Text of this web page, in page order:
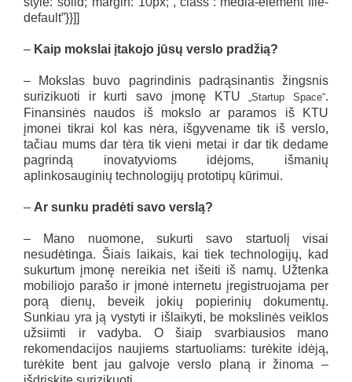
default”}}]]
– Kaip mokslai įtakojo jūsų verslo pradžią?
– Mokslas buvo pagrindinis padrąsinantis žingsnis
surizikuoti ir kurti savo įmonę KTU „Startup Space“.
Finansinės naudos iš mokslo ar paramos iš KTU
įmonei tikrai kol kas nėra, išgyvename tik iš verslo,
tačiau mums dar tėra tik vieni metai ir dar tik dedame
pagrindą inovatyvioms idėjoms, išmanių
aplinkosauginių technologijų prototipų kūrimui.
– Ar sunku pradėti savo verslą?
– Mano nuomone, sukurti savo startuolį visai
nesudėtinga. Šiais laikais, kai tiek technologijų, kad
sukurtum įmonę nereikia net išeiti iš namų. Užtenka
mobiliojo parašo ir įmonė internetu įregistruojama per
porą dienų, beveik jokių popierinių dokumentų.
Sunkiau yra ją vystyti ir išlaikyti, be mokslinės veiklos
užsiimti ir vadyba. O šiaip svarbiausios mano
rekomendacijos naujiems startuoliams: turėkite idėją,
turėkite bent jau galvoje verslo planą ir žinoma –